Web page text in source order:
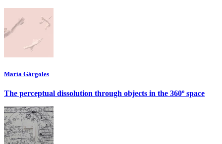
María Gárgoles
The perceptual dissolution through objects in the 360º space